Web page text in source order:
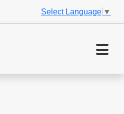
Select Language ▼